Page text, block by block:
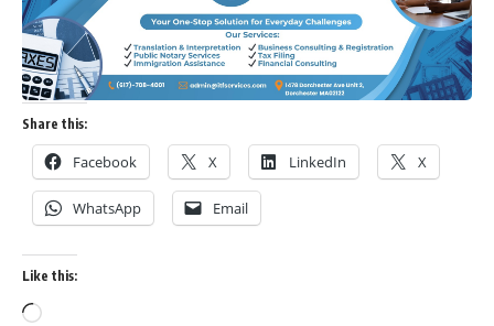
Share this:
Facebook X LinkedIn X
WhatsApp Email
Like this: